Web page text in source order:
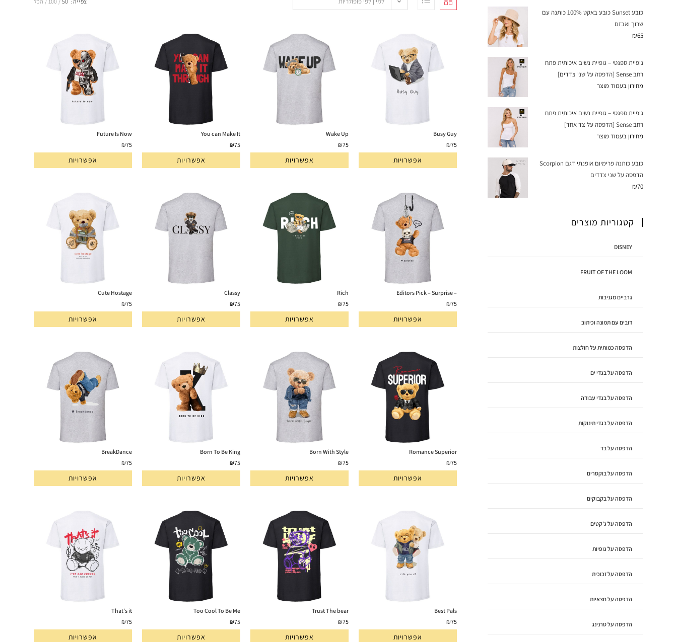
Busy Guy
₪75
אפשרויות
Wake Up
₪75
אפשרויות
You can Make It
₪75
אפשרויות
Future Is Now
₪75
אפשרויות
– Editors Pick – Surprise
₪75
אפשרויות
Rich
₪75
אפשרויות
Classy
₪75
אפשרויות
Cute Hostage
₪75
אפשרויות
Romance Superior
₪75
אפשרויות
Born With Style
₪75
אפשרויות
Born To Be King
₪75
אפשרויות
BreakDance
₪75
אפשרויות
Best Pals
₪75
אפשרויות
Trust The bear
₪75
אפשרויות
Too Cool To Be Me
₪75
אפשרויות
That's it
₪75
אפשרויות
כובע Sunset כובע באקט 100% כותנה עם
שרוך ואבזם
₪65
גופיית ספגטי – גופיית נשים איכותית פתח
רחב Sense [הדפסה על שני צדדים]
מחירון בעמוד מוצר
גופיית ספגטי – גופיית נשים איכותית פתח
רחב Sense [הדפסה על צד אחד]
מחירון בעמוד מוצר
כובע כותנה פרימיום אופנתי דגם Scorpion
הדפסה על שני צדדים
₪70
קטגוריות מוצרים
DISNEY
FRUIT OF THE LOOM
גרביים מגניבות
דובים עם תמונה וכיתוב
הדפסה כמותית על חולצות
הדפסה על בגדי ים
הדפסה על בגדי עבודה
הדפסה על בגדי תינוקות
הדפסה על בד
הדפסה על בוקסרים
הדפסה על בקבוקים
הדפסה על ג'קטים
הדפסה על גופיות
הדפסה על זכוכית
הדפסה על חצאיות
הדפסה על טרנינג